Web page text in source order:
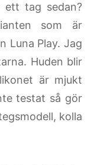
tag sedan?
som är
Luna Play. Jag
Huden blir
är mjukt
testat så gör
kolla